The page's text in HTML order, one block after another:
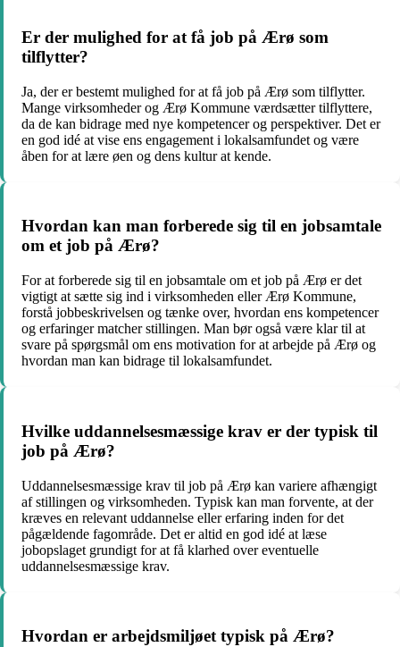
Er der mulighed for at få job på Ærø som
tilflytter?
Ja, der er bestemt mulighed for at få job på Ærø som tilflytter.
Mange virksomheder og Ærø Kommune værdsætter tilflyttere,
da de kan bidrage med nye kompetencer og perspektiver. Det er
en god idé at vise ens engagement i lokalsamfundet og være
åben for at lære øen og dens kultur at kende.
Hvordan kan man forberede sig til en jobsamtale
om et job på Ærø?
For at forberede sig til en jobsamtale om et job på Ærø er det
vigtigt at sætte sig ind i virksomheden eller Ærø Kommune,
forstå jobbeskrivelsen og tænke over, hvordan ens kompetencer
og erfaringer matcher stillingen. Man bør også være klar til at
svare på spørgsmål om ens motivation for at arbejde på Ærø og
hvordan man kan bidrage til lokalsamfundet.
Hvilke uddannelsesmæssige krav er der typisk til
job på Ærø?
Uddannelsesmæssige krav til job på Ærø kan variere afhængigt
af stillingen og virksomheden. Typisk kan man forvente, at der
kræves en relevant uddannelse eller erfaring inden for det
pågældende fagområde. Det er altid en god idé at læse
jobopslaget grundigt for at få klarhed over eventuelle
uddannelsesmæssige krav.
Hvordan er arbejdsmiljøet typisk på Ærø?